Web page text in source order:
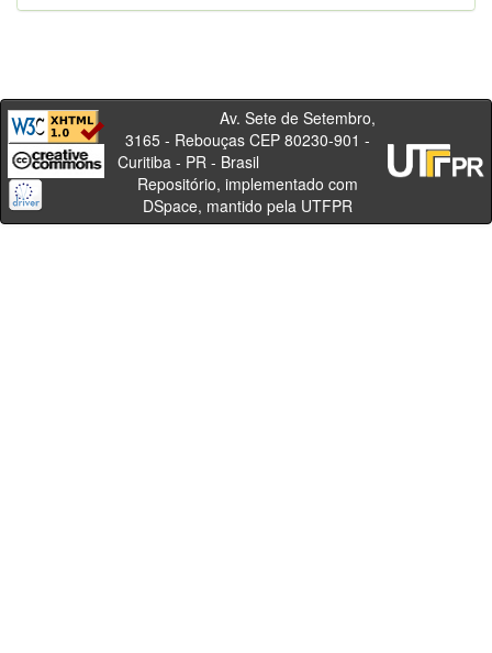
Av. Sete de Setembro,
3165 - Rebouças CEP 80230-901 -
Curitiba - PR - Brasil
Repositório, implementado com
DSpace, mantido pela UTFPR